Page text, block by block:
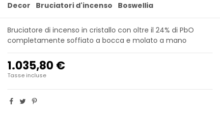
Decor Bruciatori d'incenso Boswellia
Bruciatore di incenso in cristallo con oltre il 24% di PbO
completamente soffiato a bocca e molato a mano
1.035,80 €
Tasse incluse